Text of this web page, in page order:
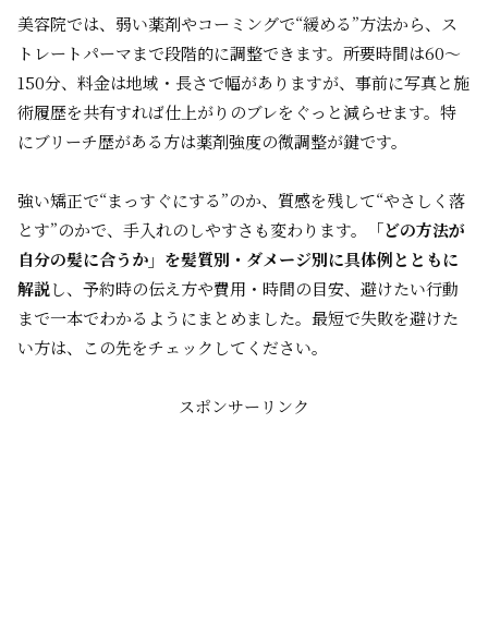
美容院では、弱い薬剤やコーミングで“緩める”方法から、ス
トレートパーマまで段階的に調整できます。所要時間は60～
150分、料金は地域・長さで幅がありますが、事前に写真と施
術履歴を共有すれば仕上がりのブレをぐっと減らせます。特
にブリーチ歴がある方は薬剤強度の微調整が鍵です。
強い矯正で“まっすぐにする”のか、質感を残して“やさしく落
とす”のかで、手入れのしやすさも変わります。
「どの方法が
自分の髪に合うか」を髪質別・ダメージ別に具体例とともに
解説し、予約時の伝え方や費用・時間の目安、避けたい行動
まで一本でわかるようにまとめました。最短で失敗を避けた
い方は、この先をチェックしてください。
スポンサーリンク